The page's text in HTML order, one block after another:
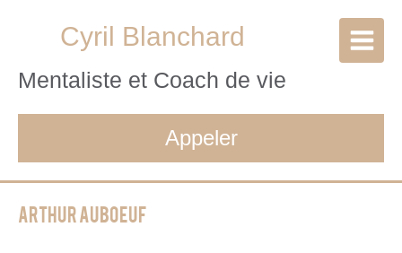
Cyril Blanchard
Mentaliste et Coach de vie
Appeler
Arthur auboeuf